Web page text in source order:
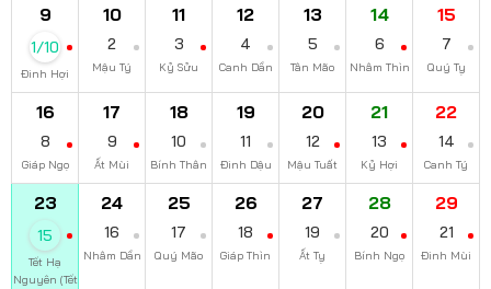
9
1/10
Đinh Hợi
10
2
Mậu Tý
11
3
Kỷ Sửu
12
4
Canh Dần
13
5
Tân Mão
14
6
Nhâm Thìn
15
7
Quý Tỵ
16
8
Giáp Ngọ
17
9
Ất Mùi
18
10
Bính Thân
19
11
Đinh Dậu
20
12
Mậu Tuất
21
13
Kỷ Hợi
22
14
Canh Tý
23
15
Tết Hạ
Nguyên (Tết
24
16
Nhâm Dần
25
17
Quý Mão
26
18
Giáp Thìn
27
19
Ất Tỵ
28
20
Bính Ngọ
29
21
Đinh Mùi